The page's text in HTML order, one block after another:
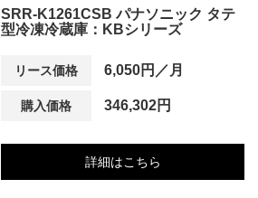
SRR-K1261CSB パナソニック タテ
型冷凍冷蔵庫：KBシリーズ
リース価格 6,050円／月
購入価格 346,302円
詳細はこちら